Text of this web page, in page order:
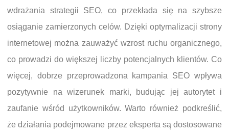
wdrażania strategii SEO, co przekłada się na szybsze
osiąganie zamierzonych celów. Dzięki optymalizacji strony
internetowej można zauważyć wzrost ruchu organicznego,
co prowadzi do większej liczby potencjalnych klientów. Co
więcej, dobrze przeprowadzona kampania SEO wpływa
pozytywnie na wizerunek marki, budując jej autorytet i
zaufanie wśród użytkowników. Warto również podkreślić,
że działania podejmowane przez eksperta są dostosowane